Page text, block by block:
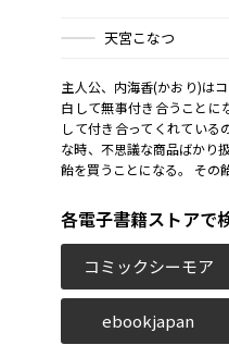
天宮こなつ
主人公、内海香(かおり)は
白して無事付き合うことに
して付き合ってくれてい
な時、不思議な商品ばかり
飴を買うことになる。 そ
各電子書籍ストアで
コミックシーモア
ebookjapan